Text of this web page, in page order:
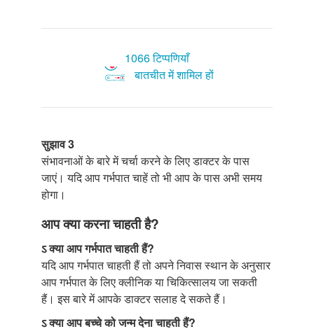
1066 टिप्पणियाँ
बातचीत में शामिल हों
सुझाव 3
संभावनाओं के बारे में चर्चा करने के लिए डाक्टर के पास
जाएं। यदि आप गर्भपात चाहें तो भी आप के पास अभी समय
होगा।
आप क्या करना चाहती है?
ऽ क्या आप गर्भपात चाहती हैं?
यदि आप गर्भपात चाहती हैं तो अपने निवास स्थान के अनुसार
आप गर्भपात के लिए क्लीनिक या चिकित्सालय जा सकती
हैं। इस बारे में आपके डाक्टर सलाह दे सकते हैं।
ऽ क्या आप बच्चे को जन्म देना चाहती हैं?